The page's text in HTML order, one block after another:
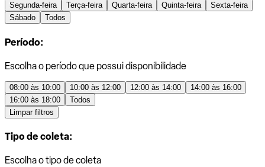
Segunda-feira Terça-feira Quarta-feira Quinta-feira
Sexta-feira
Sábado
Todos
Período:
Escolha o período que possui disponibilidade
08:00 às 10:00 10:00 às 12:00 12:00 às 14:00
14:00 às 16:00
16:00 às 18:00
Todos
Limpar filtros
Tipo de coleta:
Escolha o tipo de coleta